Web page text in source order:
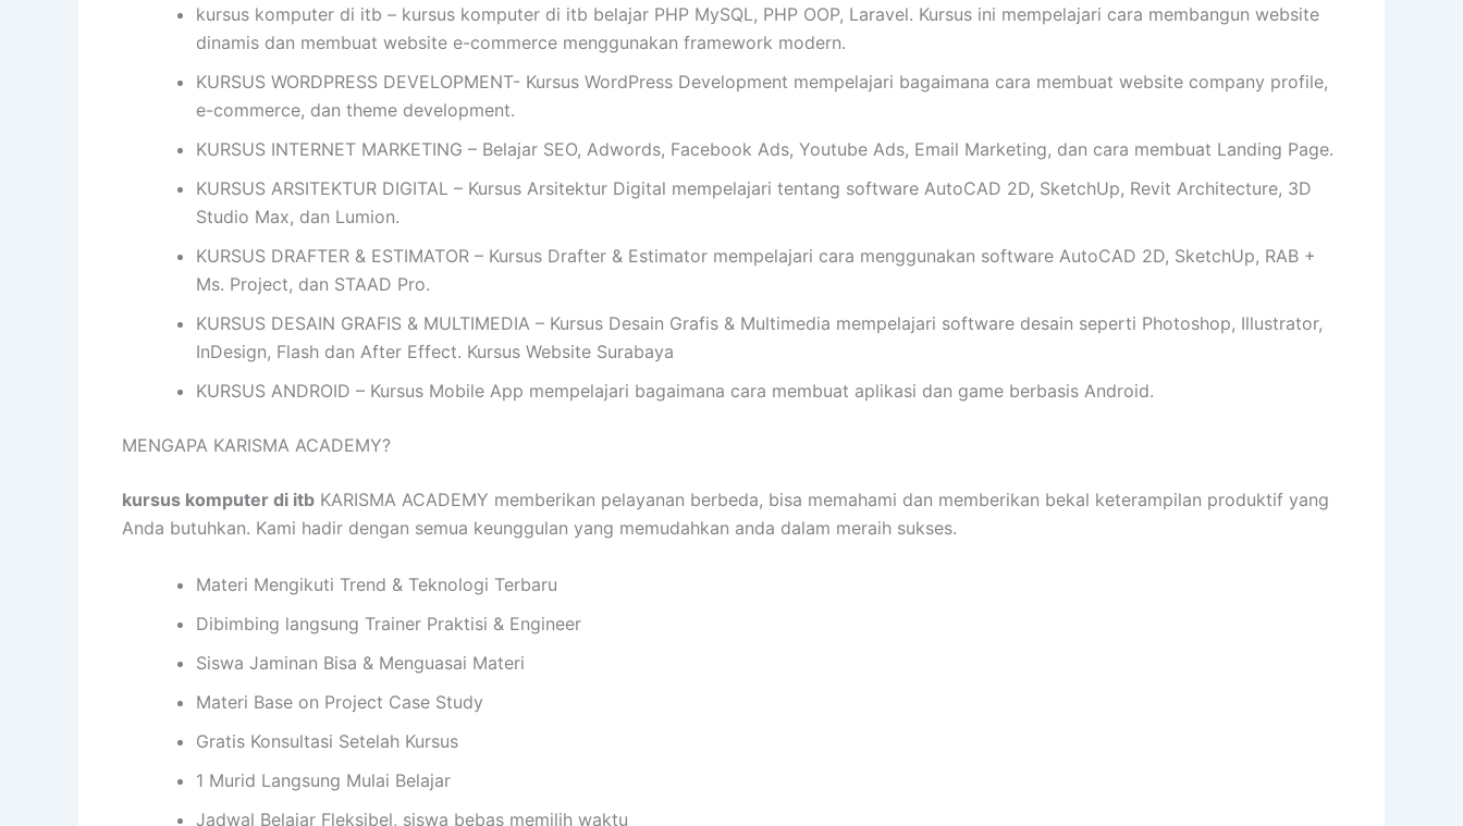
kursus komputer di itb – kursus komputer di itb belajar PHP MySQL, PHP OOP, Laravel. Kursus ini mempelajari cara membangun website
dinamis dan membuat website e-commerce menggunakan framework modern.
KURSUS WORDPRESS DEVELOPMENT- Kursus WordPress Development mempelajari bagaimana cara membuat website company profile,
e-commerce, dan theme development.
KURSUS INTERNET MARKETING – Belajar SEO, Adwords, Facebook Ads, Youtube Ads, Email Marketing, dan cara membuat Landing Page.
KURSUS ARSITEKTUR DIGITAL – Kursus Arsitektur Digital mempelajari tentang software AutoCAD 2D, SketchUp, Revit Architecture, 3D
Studio Max, dan Lumion.
KURSUS DRAFTER & ESTIMATOR – Kursus Drafter & Estimator mempelajari cara menggunakan software AutoCAD 2D, SketchUp, RAB +
Ms. Project, dan STAAD Pro.
KURSUS DESAIN GRAFIS & MULTIMEDIA – Kursus Desain Grafis & Multimedia mempelajari software desain seperti Photoshop, Illustrator,
InDesign, Flash dan After Effect. Kursus Website Surabaya
KURSUS ANDROID – Kursus Mobile App mempelajari bagaimana cara membuat aplikasi dan game berbasis Android.
MENGAPA KARISMA ACADEMY?
kursus komputer di itb KARISMA ACADEMY memberikan pelayanan berbeda, bisa memahami dan memberikan bekal keterampilan produktif yang
Anda butuhkan. Kami hadir dengan semua keunggulan yang memudahkan anda dalam meraih sukses.
Materi Mengikuti Trend & Teknologi Terbaru
Dibimbing langsung Trainer Praktisi & Engineer
Siswa Jaminan Bisa & Menguasai Materi
Materi Base on Project Case Study
Gratis Konsultasi Setelah Kursus
1 Murid Langsung Mulai Belajar
Jadwal Belajar Fleksibel, siswa bebas memilih waktu